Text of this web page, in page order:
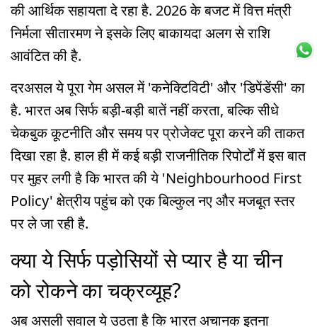
की आर्थिक सहायता दे रहा है. 2026 के बजट में वित्त मंत्री
निर्मला सीतारमण ने इसके लिए बाकायदा अलग से राशि
आवंटित की है.
दरअसल ये पूरा गेम असल में 'कनेक्टिविटी' और 'डिपेंडेंसी' का
है. भारत अब सिर्फ बड़ी-बड़ी बातें नहीं करता, बल्कि सीधे
चेकबुक कूटनीति और समय पर प्रोजेक्ट पूरा करने की ताकत
दिखा रहा है. हाल ही में कई बड़ी राजनीतिक रिपोर्टों में इस बात
पर मुहर लगी है कि भारत की ये 'Neighbourhood First
Policy' क्षेत्रीय पहुंच को एक बिल्कुल नए और मजबूत स्तर
पर ले जा रही है.
क्या ये सिर्फ पड़ोसियों से प्यार है या चीन
को रोकने का चक्रव्यूह?
अब असली सवाल ये उठता है कि भारत अचानक इतना